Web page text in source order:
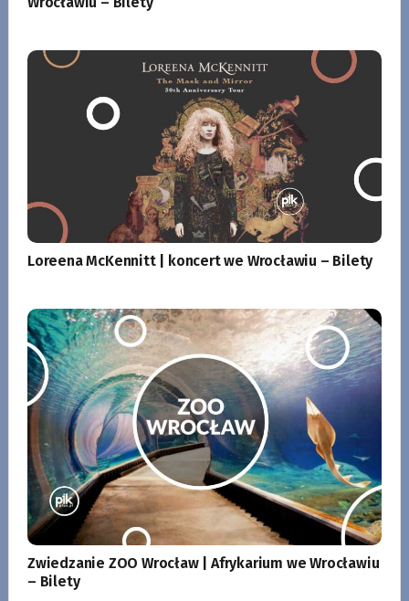
Loreena McKennitt | koncert we Wrocławiu – Bilety
Zwiedzanie ZOO Wrocław | Afrykarium we Wrocławiu
– Bilety